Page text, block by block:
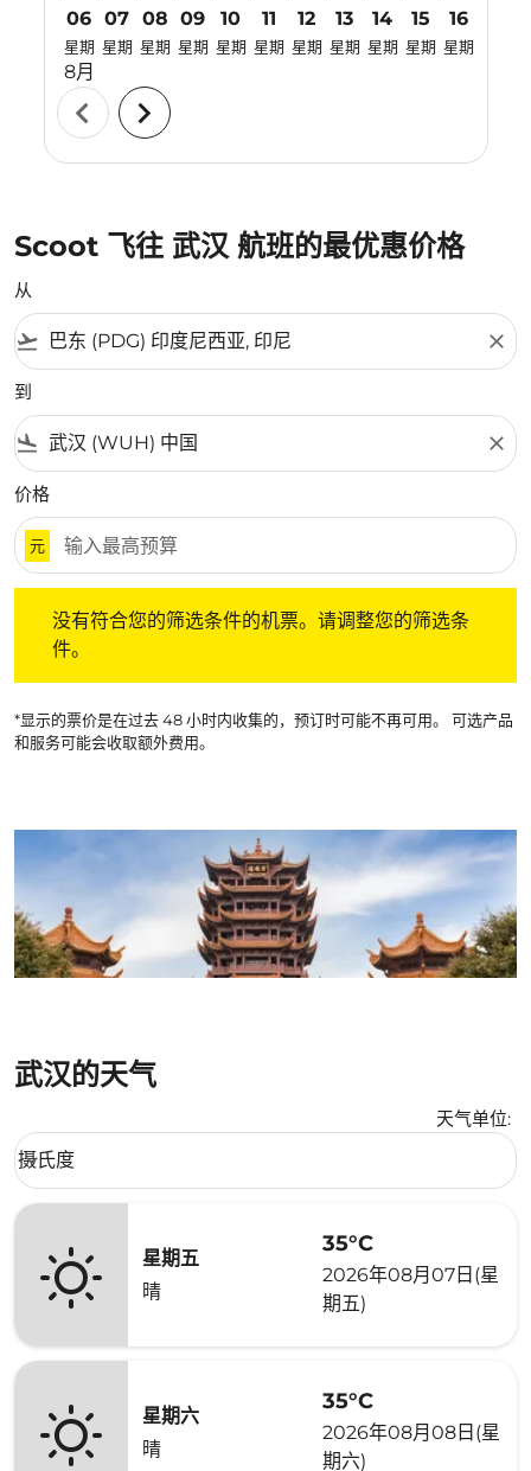
06
星期
8月
07
星期
08
星期
09
星期
10
星期
11
星期
12
星期
13
星期
14
星期
15
星期
16
星期
chevron_left chevron_right
Scoot 飞往 武汉 航班的最优惠价格
从
flight_takeoff close
到
flight_land close
价格
元
没有符合您的筛选条件的机票。请调整您的筛选条
件。
*显示的票价是在过去 48 小时内收集的，预订时可能不再可用。 可选产品
和服务可能会收取额外费用。
武汉的天气
天气单位:
Weather unit option 摄氏度 Selected
摄氏度
keyboard_arrow_down
星期五
晴
35°C
2026年08月07日(星
期五)
星期六
晴
35°C
2026年08月08日(星
期六)